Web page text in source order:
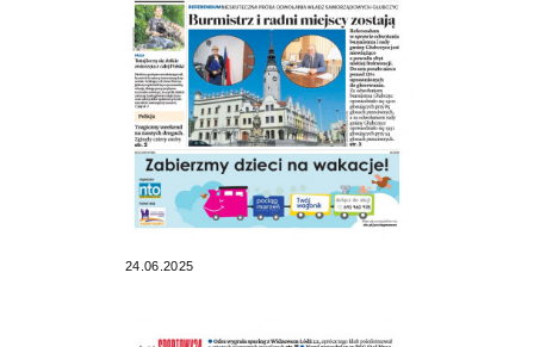
24.06.2025